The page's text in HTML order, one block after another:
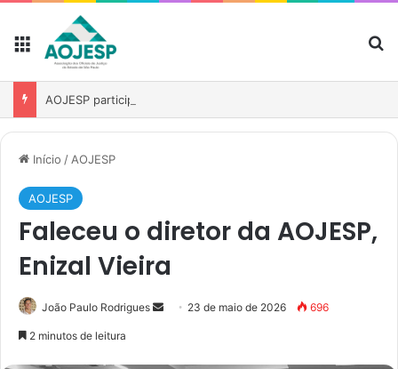
Início / AOJESP
AOJESP
Faleceu o diretor da AOJESP,
Enizal Vieira
João Paulo Rodrigues 23 de maio de 2026 696
2 minutos de leitura